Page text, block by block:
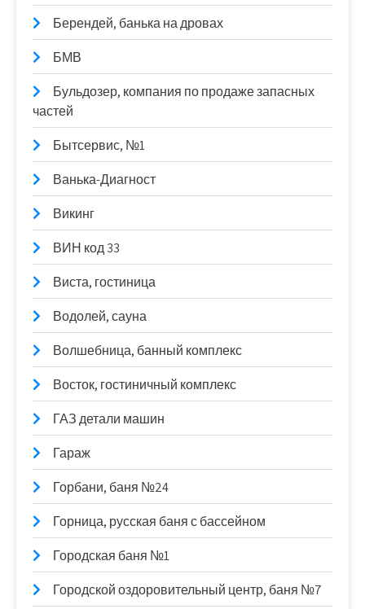
Берендей, банька на дровах
БМВ
Бульдозер, компания по продаже запасных
частей
Бытсервис, №1
Ванька-Диагност
Викинг
ВИН код 33
Виста, гостиница
Водолей, сауна
Волшебница, банный комплекс
Восток, гостиничный комплекс
ГАЗ детали машин
Гараж
Горбани, баня №24
Горница, русская баня с бассейном
Городская баня №1
Городской оздоровительный центр, баня №7